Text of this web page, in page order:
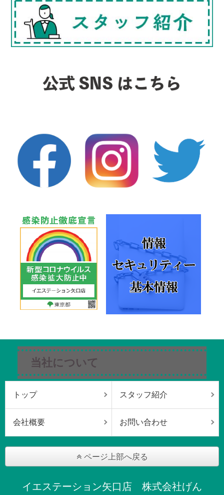
当社について
トップ スタッフ紹介
会社概要 お問い合わせ
ページ上部へ戻る
イエステーション矢口店 株式会社げん